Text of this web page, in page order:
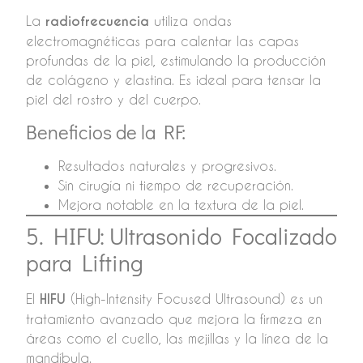
La radiofrecuencia utiliza ondas
electromagnéticas para calentar las capas
profundas de la piel, estimulando la producción
de colágeno y elastina. Es ideal para tensar la
piel del rostro y del cuerpo.
Beneficios de la RF:
Resultados naturales y progresivos.
Sin cirugía ni tiempo de recuperación.
Mejora notable en la textura de la piel.
5. HIFU: Ultrasonido Focalizado
para Lifting
El HIFU (High-Intensity Focused Ultrasound) es un
tratamiento avanzado que mejora la firmeza en
áreas como el cuello, las mejillas y la línea de la
mandíbula.